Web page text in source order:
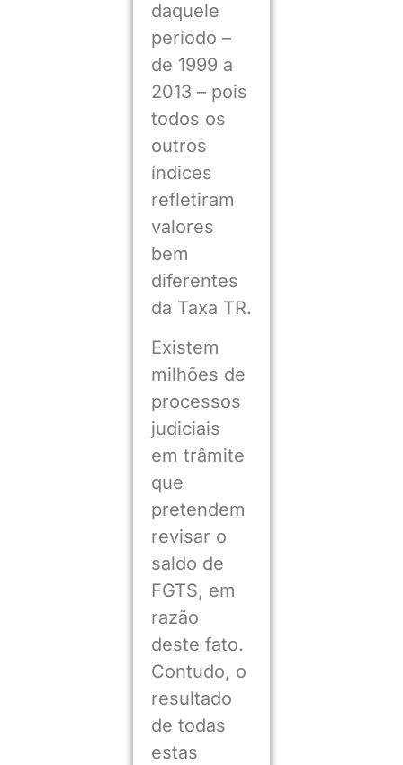
daquele
período –
de 1999 a
2013 – pois
todos os
outros
índices
refletiram
valores
bem
diferentes
da Taxa TR.
Existem
milhões de
processos
judiciais
em trâmite
que
pretendem
revisar o
saldo de
FGTS, em
razão
deste fato.
Contudo, o
resultado
de todas
estas